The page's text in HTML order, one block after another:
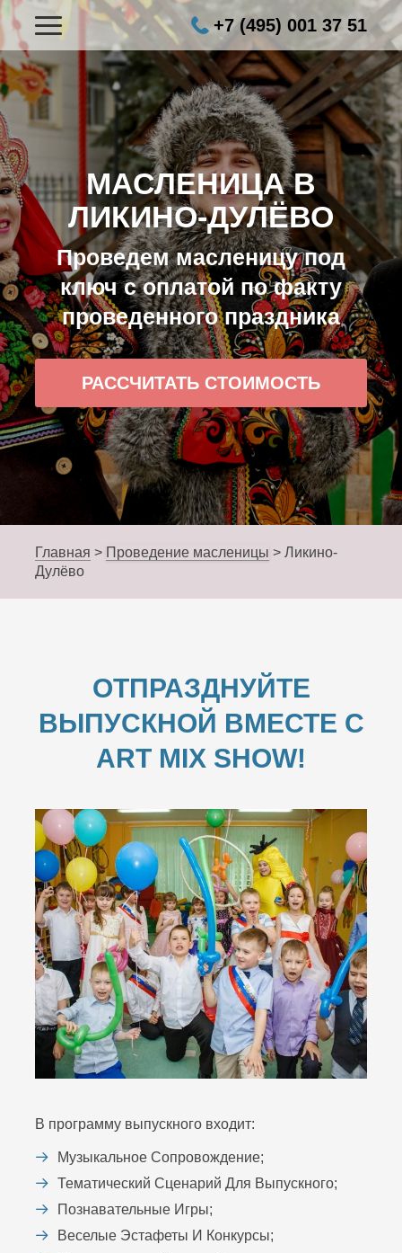
+7 (495) 001 37 51
МАСЛЕНИЦА В
ЛИКИНО-ДУЛЁВО
Проведем масленицу под
ключ с оплатой по факту
проведенного праздника
РАССЧИТАТЬ СТОИМОСТЬ
Главная > Проведение масленицы > Ликино-
Дулёво
ОТПРАЗДНУЙТЕ
ВЫПУСКНОЙ ВМЕСТЕ С
ART MIX SHOW!
В программу выпускного входит:
Музыкальное Сопровождение;
Тематический Сценарий Для Выпускного;
Познавательные Игры;
Веселые Эстафеты И Конкурсы;